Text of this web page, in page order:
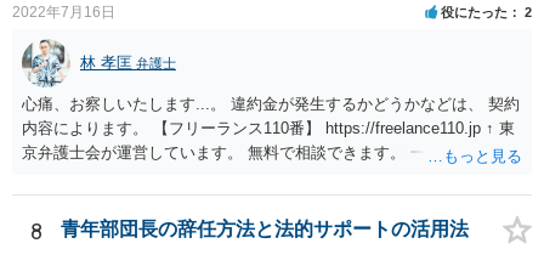
2022年7月16日 役にたった 2
林 孝匡 弁護士
心痛、お察しいたします...。 違約金が発生するかどうかなどは、 契約
内容によります。 【フリーランス110番】 https://freelance110.jp ↑ 東
京弁護士会が運営しています。 無料で相談できます。 一度、ご相談す
「パワハラしてたよね」という材料で 減額交渉も可能かもしれませ
ん。
8 青年部団長の辞任方法と法的サポートの活用法